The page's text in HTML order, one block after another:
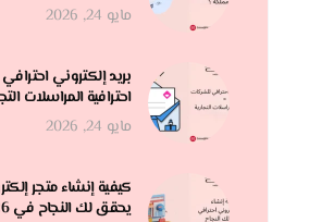
مايو 24, 2026
بريد إلكتروني
احترافية المراسلات
مايو 24, 2026
كيفية إنشاء متجر
يحقق لك النجاح في 2026